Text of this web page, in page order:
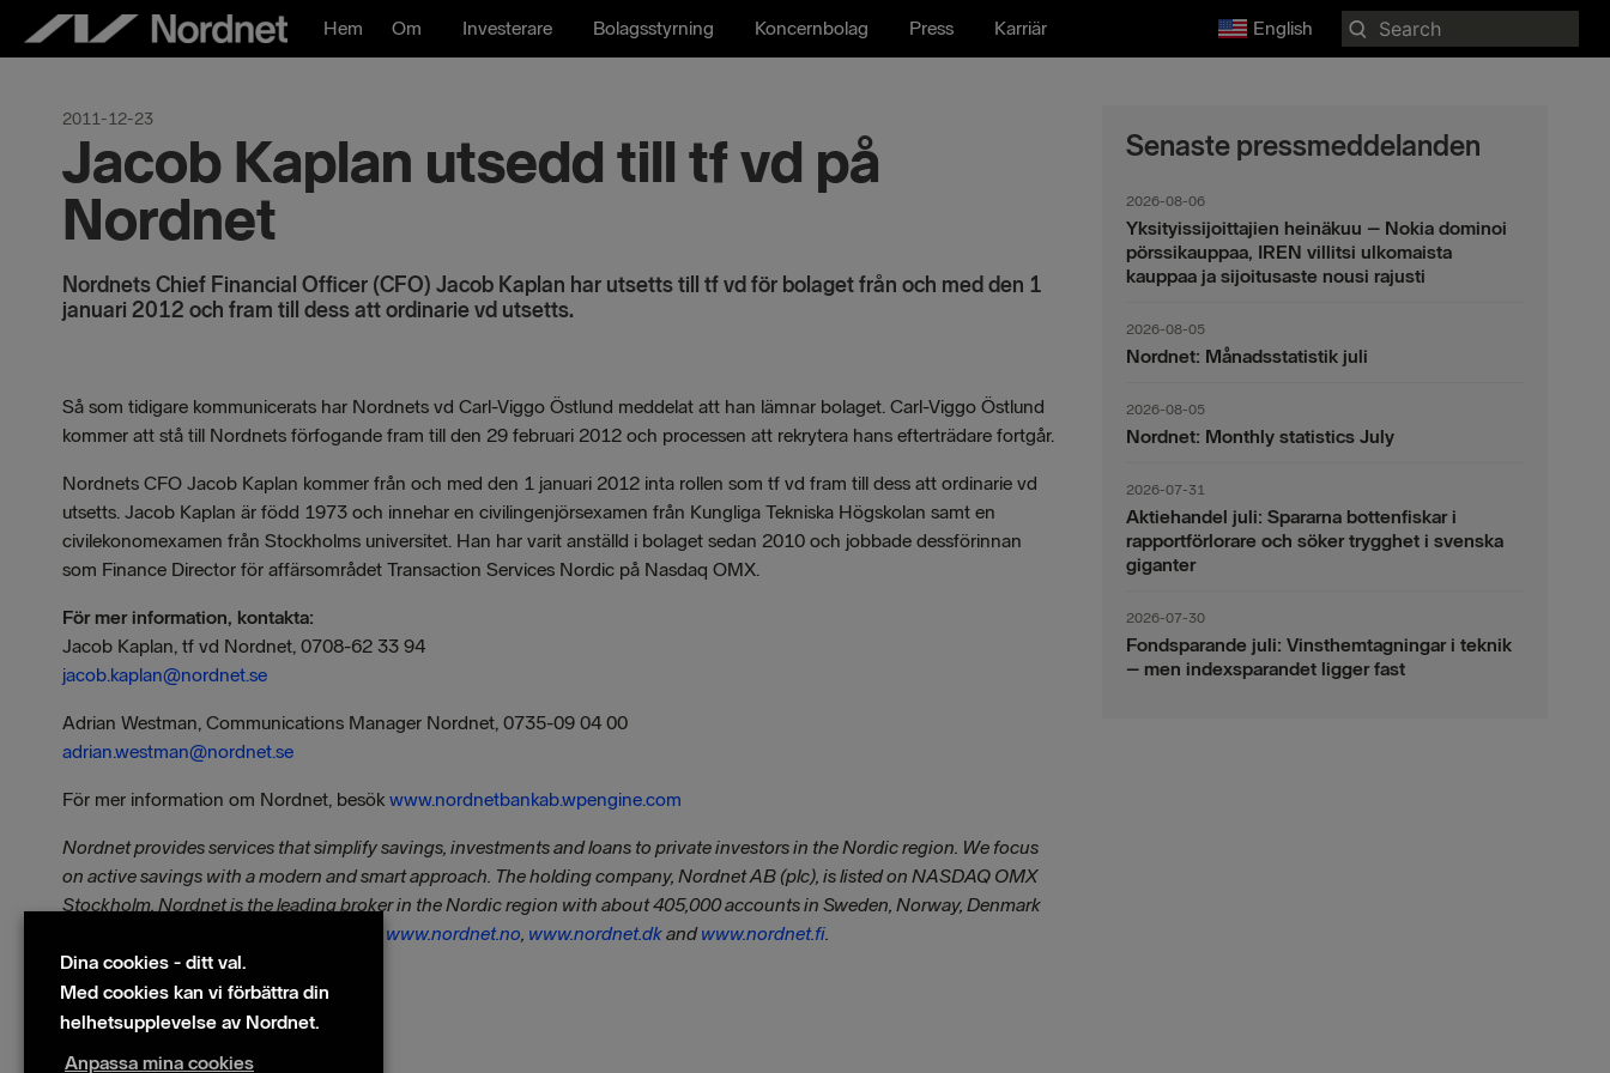
Hoppa
Hem Om Investerare Bolagsstyrning Koncernbolag Press Karriär English
Search
for:
2011-12-23
Jacob Kaplan utsedd till tf vd på
Nordnet
Nordnets Chief Financial Officer (CFO) Jacob Kaplan har utsetts till tf vd för bolaget från och med den 1
januari 2012 och fram till dess att ordinarie vd utsetts.
Så som tidigare kommunicerats har Nordnets vd Carl-Viggo Östlund meddelat att han lämnar bolaget. Carl-Viggo Östlund
kommer att stå till Nordnets förfogande fram till den 29 februari 2012 och processen att rekrytera hans efterträdare fortgår.
Nordnets CFO Jacob Kaplan kommer från och med den 1 januari 2012 inta rollen som tf vd fram till dess att ordinarie vd
utsetts. Jacob Kaplan är född 1973 och innehar en civilingenjörsexamen från Kungliga Tekniska Högskolan samt en
civilekonomexamen från Stockholms universitet. Han har varit anställd i bolaget sedan 2010 och jobbade dessförinnan
som Finance Director för affärsområdet Transaction Services Nordic på Nasdaq OMX.
För mer information, kontakta:
Jacob Kaplan, tf vd Nordnet, 0708-62 33 94
jacob.kaplan@nordnet.se
Adrian Westman, Communications Manager Nordnet, 0735-09 04 00
adrian.westman@nordnet.se
För mer information om Nordnet, besök www.nordnetbankab.wpengine.com
Nordnet provides services that simplify savings, investments and loans to private investors in the Nordic region. We focus
on active savings with a modern and smart approach. The holding company, Nordnet AB (plc), is listed on NASDAQ OMX
Stockholm. Nordnet is the leading broker in the Nordic region with about 405,000 accounts in Sweden, Norway, Denmark
www.nordnet.no, www.nordnet.dkandwww.nordnet.fi.
Filer
wkr0001.pdf
Senaste pressmeddelanden
2026-08-06
Yksityissijoittajien heinäkuu – Nokia dominoi
pörssikauppaa, IREN villitsi ulkomaista
kauppaa ja sijoitusaste nousi rajusti
2026-08-05
Nordnet: Månadsstatistik juli
2026-08-05
Nordnet: Monthly statistics July
2026-07-31
Aktiehandel juli: Spararna bottenfiskar i
rapportförlorare och söker trygghet i svenska
giganter
2026-07-30
Fondsparande juli: Vinsthemtagningar i teknik
– men indexsparandet ligger fast
Dina cookies - ditt val.
Med cookies kan vi förbättra din
helhetsupplevelse av Nordnet.
Anpassa mina cookies